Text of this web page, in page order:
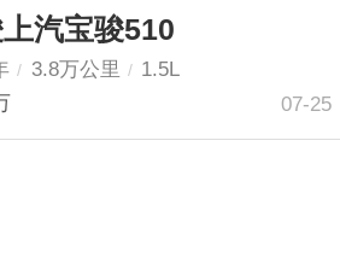
汽宝骏510
/ 3.8万公里 / 1.5L
07-25